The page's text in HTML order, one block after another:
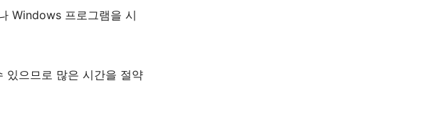
Windows 프로그램을 시
있으므로 많은 시간을 절약